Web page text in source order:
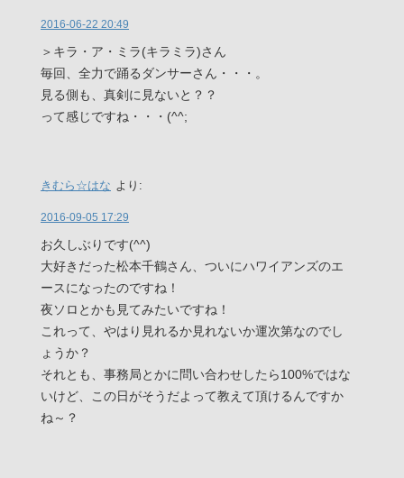
2016-06-22 20:49
＞キラ・ア・ミラ(キラミラ)さん
毎回、全力で踊るダンサーさん・・・。
見る側も、真剣に見ないと？？
って感じですね・・・(^^;
きむら☆はな より:
2016-09-05 17:29
お久しぶりです(^^)
大好きだった松本千鶴さん、ついにハワイアンズのエ
ースになったのですね！
夜ソロとかも見てみたいですね！
これって、やはり見れるか見れないか運次第なのでし
ょうか？
それとも、事務局とかに問い合わせしたら100%ではな
いけど、この日がそうだよって教えて頂けるんですか
ね～？